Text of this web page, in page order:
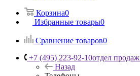
Корзина0
Избранные товары0
Сравнение товаров0
+7 (495) 223-92-10отдел продаж
Назад